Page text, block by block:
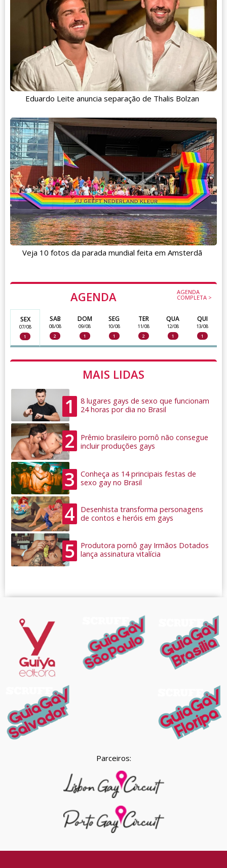
AGENDA AGENDA
COMPLETA >
SEX
07/08
1
SAB
08/08
2
DOM
09/08
1
SEG
10/08
1
TER
11/08
2
QUA
12/08
1
QUI
13/08
1
MAIS LIDAS
1
8 lugares gays de sexo que funcionam
24 horas por dia no Brasil
2
Prêmio brasileiro pornô não consegue
incluir produções gays
3
Conheça as 14 principais festas de
sexo gay no Brasil
4
Desenhista transforma personagens
de contos e heróis em gays
5
Produtora pornô gay Irmãos Dotados
lança assinatura vitalícia
Eduardo Leite anuncia separação de Thalis Bolzan
Veja 10 fotos da parada mundial feita em Amsterdã
Parceiros: